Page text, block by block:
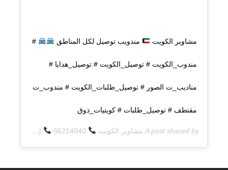
مشاوير الكويت مندويب توصيل لكل المناطق #
مندوب_الكويت # توصيل_الكويت # توصيل_هدايا #
مناديب_ت الصور # توصيل_طلبات_الكويت # مندوب_ت
مقتطف # توصيل_طلبات # كويتيات_ذوق
A post shared by مشاوير الكويت (@q8deliverycom) on